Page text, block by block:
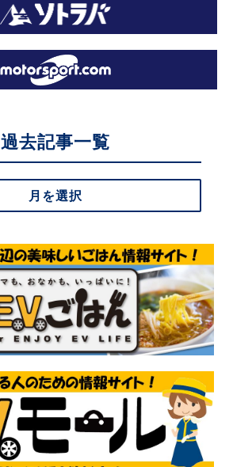
過去記事一覧
月を選択